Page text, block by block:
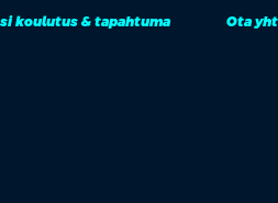
koulutus & tapahtuma Ota